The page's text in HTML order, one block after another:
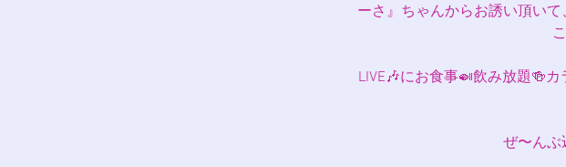
ーさ』ちゃんからお誘い頂い
LIVE🎶にお食事🍛飲み放題🍻
ぜ〜んぶ